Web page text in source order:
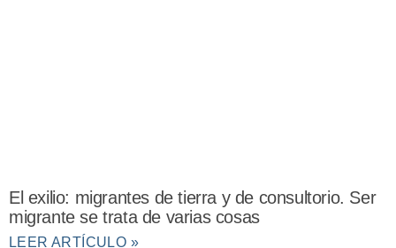
El exilio: migrantes de tierra y de consultorio. Ser
migrante se trata de varias cosas
LEER ARTÍCULO »